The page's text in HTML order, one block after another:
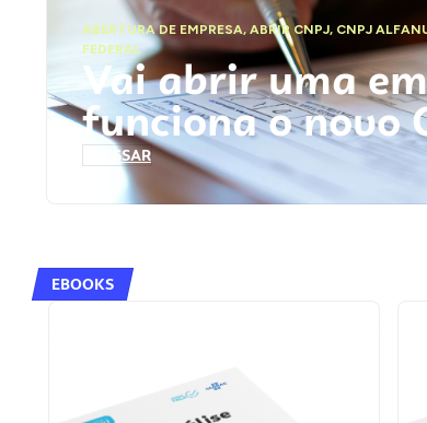
ABERTURA DE EMPRESA,ABRIR CNPJ, CNPJ
FEDERAL
Vai abrir uma
funciona o novo
ACESSAR
EBOOKS